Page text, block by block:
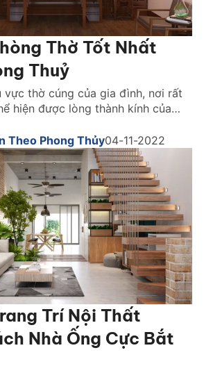
Thờ Tốt Nhất
Thuỷ
vực thờ cúng của gia đình, nơi rất
hiện được lòng thành kính của
gian này, phong thủy là một yếu
bỏ qua. Vậy, nên chọn […]
Theo Phong Thủy04-11-2022
Trí Nội Thất
Nhà Ống Cực Bắt